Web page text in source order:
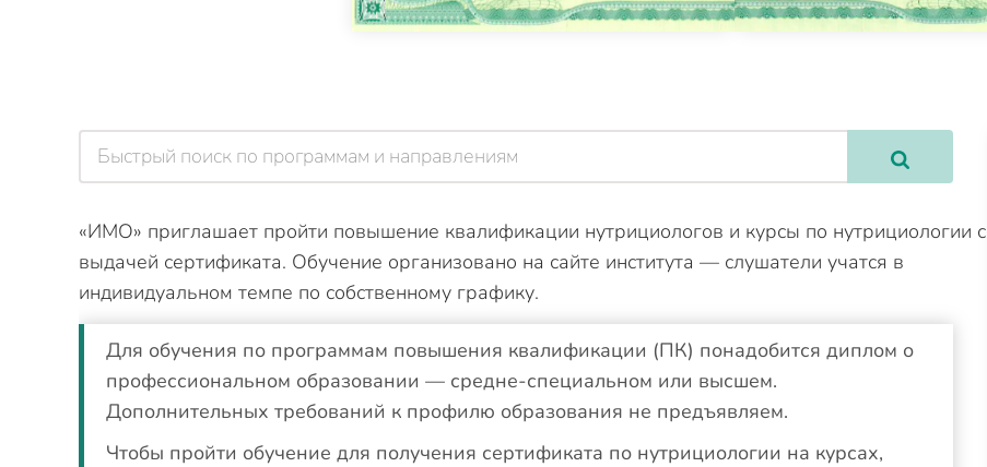
«ИМО» приглашает пройти повышение квалификации нутрициологов и курсы по нутрициологии с
выдачей сертификата. Обучение организовано на сайте института — слушатели учатся в
индивидуальном темпе по собственному графику.
Для обучения по программам повышения квалификации (ПК) понадобится диплом о
профессиональном образовании — средне-специальном или высшем.
Дополнительных требований к профилю образования не предъявляем.
Чтобы пройти обучение для получения сертификата по нутрициологии на курсах,